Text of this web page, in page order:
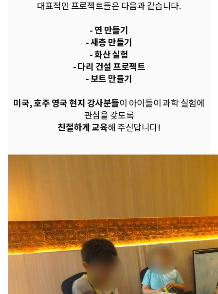
대표적인 프로젝트들은 다음과 같습니다.
- 연 만들기
- 새총 만들기
- 화산 실험
- 다리 건설 프로젝트
- 보트 만들기
미국, 호주 영국 현지 강사분들이 아이들이 과학 실험에
관심을 갖도록
친절하게 교육해 주신답니다!